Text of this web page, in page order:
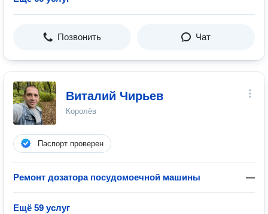
Позвонить Чат
Виталий Чирьев
Королёв
Паспорт проверен
Ремонт дозатора посудомоечной машины —
Ещё 59 услуг